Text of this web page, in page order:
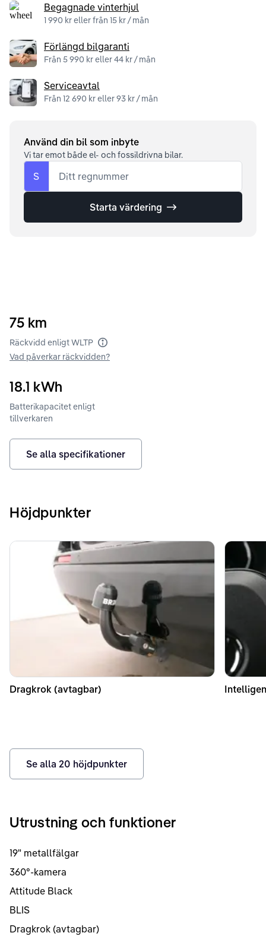
Begagnade vinterhjul
1 990 kr eller från 15 kr / mån
Förlängd bilgaranti
Från 5 990 kr eller 44 kr / mån
Serviceavtal
Från 12 690 kr eller 93 kr / mån
Använd din bil som inbyte
Vi tar emot både el- och fossildrivna bilar.
S Ditt regnummer
Starta värdering
75 km
Räckvidd enligt WLTP
Vad påverkar räckvidden?
18.1 kWh
Batterikapacitet enligt
tillverkaren
Se alla specifikationer
Höjdpunkter
Dragkrok (avtagbar)
Se alla 20 höjdpunkter
Utrustning och funktioner
19" metallfälgar
360°-kamera
Attitude Black
BLIS
Dragkrok (avtagbar)